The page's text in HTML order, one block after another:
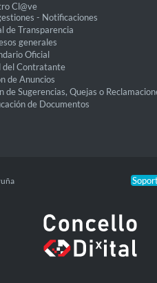
Cl@ve
- Notificaciones
de Transparencia
generales
Oficial
del Contratante
de Anuncios
de Sugerencias, Quejas o
de Documentos